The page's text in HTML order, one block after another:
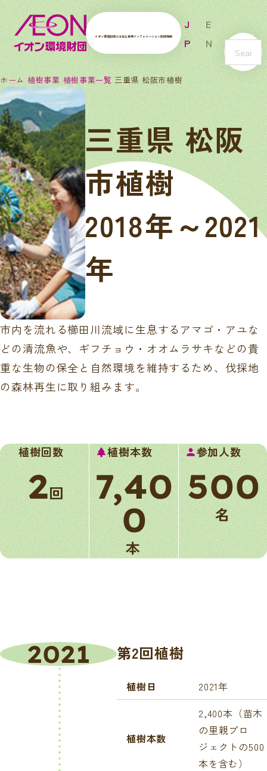
イオン環境財団とは主な事業インフォメーション財団情報
J
P
E
N
s
e
a
r
c
h
ホーム 植樹事業 植樹事業一覧 三重県 松阪市植樹
三重県 松阪
市植樹
2018年～2021
年
市内を流れる櫛田川流域に生息するアマゴ・アユな
どの清流魚や、ギフチョウ・オオムラサキなどの貴
重な生物の保全と自然環境を維持するため、伐採地
の森林再生に取り組みます。
植樹回数
2回
park植樹本数
7,40
0
本
person参加人数
500
名
2021 第2回植樹
植樹日 2021年
植樹本数
2,400本（苗木
の里親プロ
ジェクトの500
本を含む）